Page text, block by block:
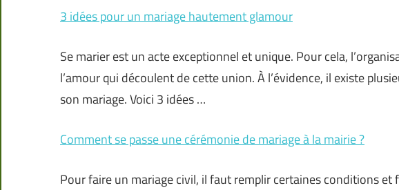
3 idées pour un mariage hautement glamour
Se marier est un acte exceptionnel et unique. Pour cela,
l’amour qui découlent de cette union. À l’évidence, il existe
son mariage. Voici 3 idées …
Comment se passe une cérémonie de mariage à la mairie ?
Pour faire un mariage civil, il faut remplir certaines conditions